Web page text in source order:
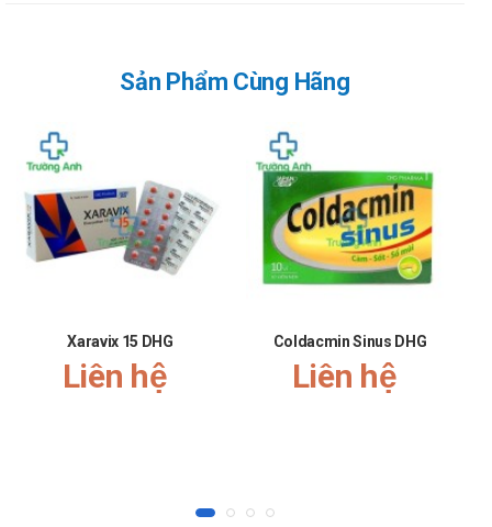
Nơi khô ráo, thoáng mát, tránh ánh nắng trực tiếp, nhiệt độ
dưới 30 độ C.
Hạn sử dụng
36 tháng.
Hộp 10 vỉ x 10 viên.
Nhà sản xuất
Sản Phẩm Cùng Hãng
Xaravix 15 DHG
Liên hệ
Coldacmin Sinus DHG
Liên hệ